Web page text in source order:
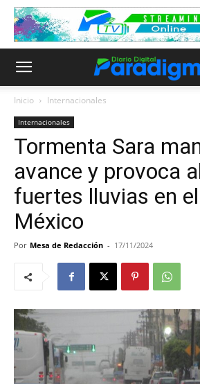
Inicio Internacionales
Internacionales
Tormenta Sara
avance y provoca
fuertes lluvias en
México
Por Mesa de Redacción - 17/11/2024